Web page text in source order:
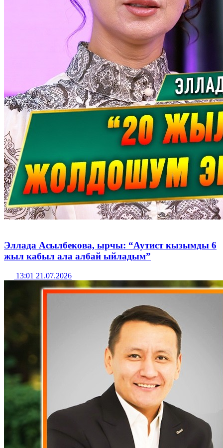
Эллада Асылбекова, ырчы: “Аутист кызымды 6
жыл кабыл ала албай ыйладым”
13:01 21.07.2026